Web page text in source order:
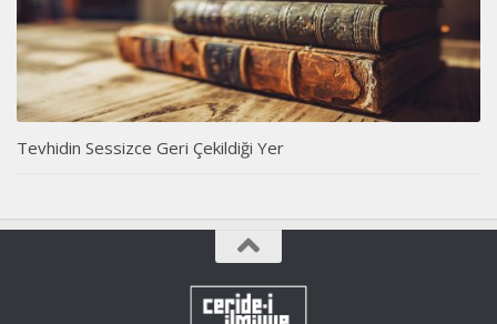
Tevhidin Sessizce Geri Çekildiği Yer